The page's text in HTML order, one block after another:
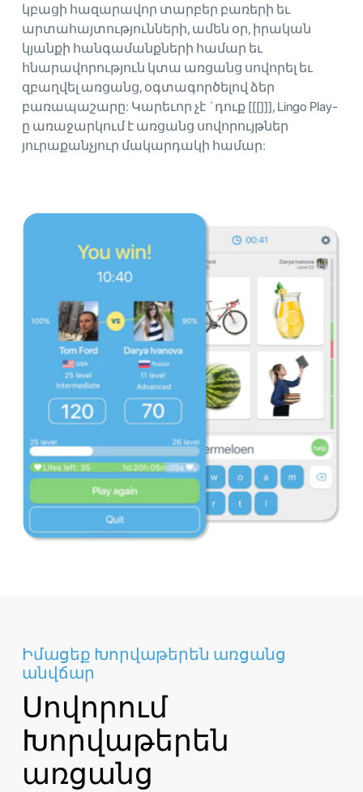
կբացի հազարավոր տարբեր բառերի եւ
արտահայտությունների, ամեն օր, իրական
կյանքի հանգամանքների համար եւ
հնարավորություն կտա առցանց սովորել եւ
զբաղվել առցանց, օգտագործելով ձեր
բառապաշարը: Կարեւոր չէ `դուք [[[]]], Lingo Play-
ը առաջարկում է առցանց սովորույթներ
յուրաքանչյուր մակարդակի համար:
Իմացեք Խորվաթերեն առցանց
անվճար
Սովորում
Խորվաթերեն
առցանց